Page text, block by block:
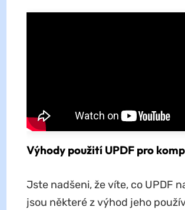
Výhody použití UPDF pro
Jste nadšeni, že víte, co UPDF
jsou některé z výhod jeho